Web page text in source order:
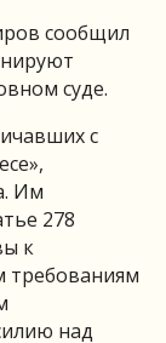
сообщил
суде.
с
Им
278
к
требованиям
над